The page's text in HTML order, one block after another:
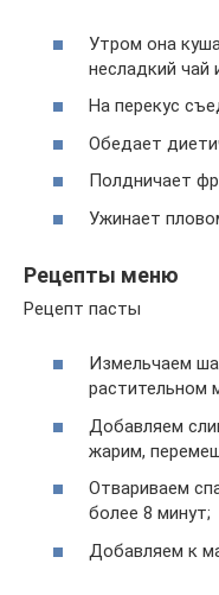
Утром она
несладкий чай
На перекус
Обедает
Полдничает
Ужинает
Рецепты меню
Рецепт пасты
Измельчаем
растительном
Добавляем
жарим,
Отвариваем
более 8 минут;
Добавляем к